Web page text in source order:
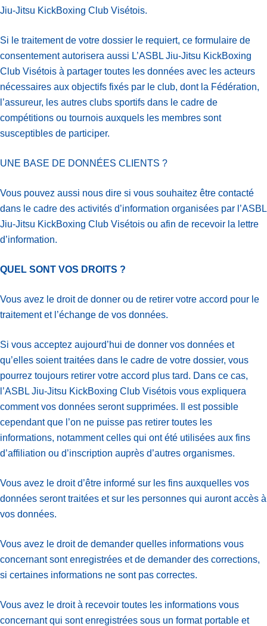
Jiu-Jitsu KickBoxing Club Visétois.
Si le traitement de votre dossier le requiert, ce formulaire de
consentement autorisera aussi L’ASBL Jiu-Jitsu KickBoxing
Club Visétois à partager toutes les données avec les acteurs
nécessaires aux objectifs fixés par le club, dont la Fédération,
l’assureur, les autres clubs sportifs dans le cadre de
compétitions ou tournois auxquels les membres sont
susceptibles de participer.
UNE BASE DE DONNÉES CLIENTS ?
Vous pouvez aussi nous dire si vous souhaitez être contacté
dans le cadre des activités d’information organisées par l’ASBL
Jiu-Jitsu KickBoxing Club Visétois ou afin de recevoir la lettre
d’information.
QUEL SONT VOS DROITS ?
Vous avez le droit de donner ou de retirer votre accord pour le
traitement et l’échange de vos données.
Si vous acceptez aujourd’hui de donner vos données et
qu’elles soient traitées dans le cadre de votre dossier, vous
pourrez toujours retirer votre accord plus tard. Dans ce cas,
l’ASBL Jiu-Jitsu KickBoxing Club Visétois vous expliquera
comment vos données seront supprimées. Il est possible
cependant que l’on ne puisse pas retirer toutes les
informations, notamment celles qui ont été utilisées aux fins
d’affiliation ou d’inscription auprès d’autres organismes.
Vous avez le droit d’être informé sur les fins auxquelles vos
données seront traitées et sur les personnes qui auront accès à
vos données.
Vous avez le droit de demander quelles informations vous
concernant sont enregistrées et de demander des corrections,
si certaines informations ne sont pas correctes.
Vous avez le droit à recevoir toutes les informations vous
concernant qui sont enregistrées sous un format portable et